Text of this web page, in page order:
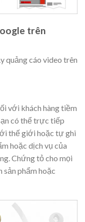
trên
quảng cáo video trên
với khách hàng tiềm
có thể trực tiếp
thế giới hoặc tự ghi
hoặc dịch vụ của
Chứng tỏ cho mọi
sản phẩm hoặc